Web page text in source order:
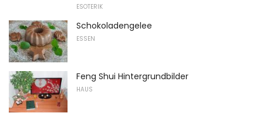
ESOTERIK
Schokoladengelee
ESSEN
Feng Shui Hintergrundbilder
HAUS